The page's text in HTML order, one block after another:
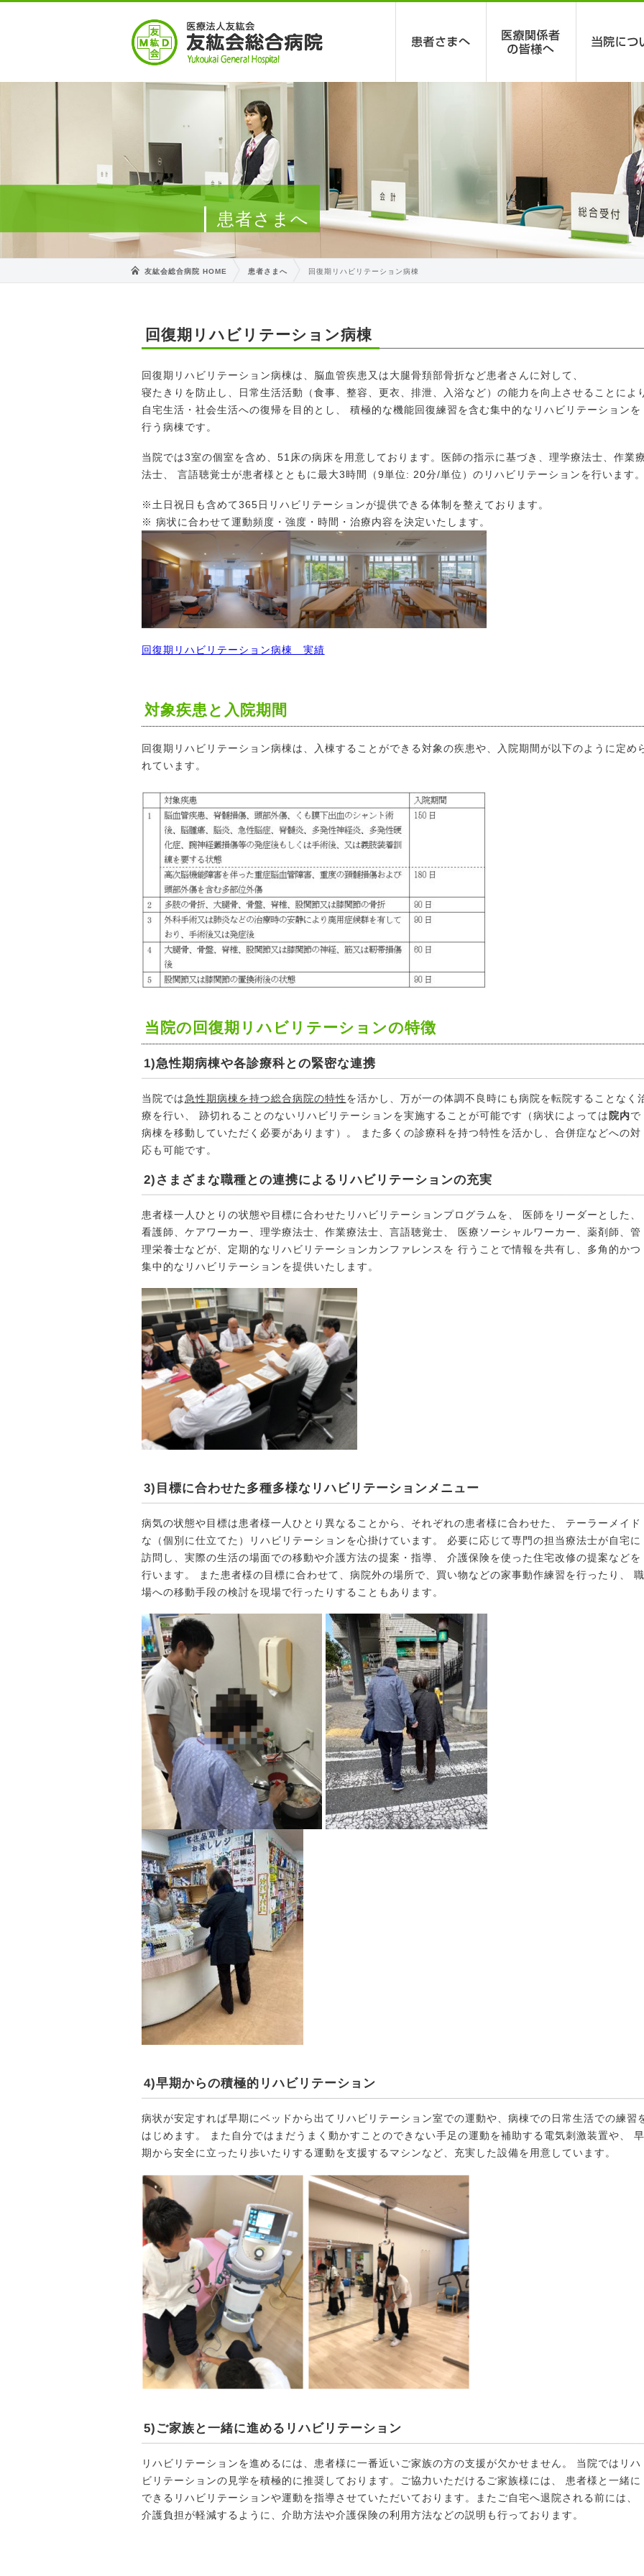
患者さまへ
友紘会総合病院 HOME 患者さまへ 回復期リハビリテーション病棟
回復期リハビリテーション病棟
回復期リハビリテーション病棟は、脳血管疾患又は大腿骨頚部骨折など患者さんに対して、
寝たきりを防止し、日常生活活動（食事、整容、更衣、排泄、入浴など）の能力を向上させることによ
自宅生活・社会生活への復帰を目的とし、 積極的な機能回復練習を含む集中的なリハビリテーションを
行う病棟です。
当院では3室の個室を含め、51床の病床を用意しております。医師の指示に基づき、理学療法士、作業
法士、 言語聴覚士が患者様とともに最大3時間（9単位: 20分/単位）のリハビリテーションを行います
※土日祝日も含めて365日リハビリテーションが提供できる体制を整えております。
※ 病状に合わせて運動頻度・強度・時間・治療内容を決定いたします。
回復期リハビリテーション病棟 実績
対象疾患と入院期間
回復期リハビリテーション病棟は、入棟することができる対象の疾患や、入院期間が以下のように定め
れています。
当院の回復期リハビリテーションの特徴
1)急性期病棟や各診療科との緊密な連携
当院では急性期病棟を持つ総合病院の特性を活かし、万が一の体調不良時にも病院を転院することなく
療を行い、 跡切れることのないリハビリテーションを実施することが可能です（病状によっては 院内で
病棟を移動していただく必要があります）。 また多くの診療科を持つ特性を活かし、合併症などへの対
応も可能です。
2)さまざまな職種との連携によるリハビリテーションの充実
患者様一人ひとりの状態や目標に合わせたリハビリテーションプログラムを、 医師をリーダーとした、
看護師、ケアワーカー、理学療法士、作業療法士、言語聴覚士、 医療ソーシャルワーカー、薬剤師、管
理栄養士などが、定期的なリハビリテーションカンファレンスを 行うことで情報を共有し、多角的かつ
集中的なリハビリテーションを提供いたします。
3)目標に合わせた多種多様なリハビリテーションメニュー
病気の状態や目標は患者様一人ひとり異なることから、それぞれの患者様に合わせた、 テーラーメイド
な（個別に仕立てた）リハビリテーションを心掛けています。 必要に応じて専門の担当療法士が自宅に
訪問し、実際の生活の場面での移動や介護方法の提案・指導、 介護保険を使った住宅改修の提案などを
行います。 また患者様の目標に合わせて、病院外の場所で、買い物などの家事動作練習を行ったり、 職
場への移動手段の検討を現場で行ったりすることもあります。
4)早期からの積極的リハビリテーション
病状が安定すれば早期にベッドから出てリハビリテーション室での運動や、病棟での日常生活での練習
はじめます。 また自分ではまだうまく動かすことのできない手足の運動を補助する電気刺激装置や、 早
期から安全に立ったり歩いたりする運動を支援するマシンなど、充実した設備を用意しています。
5)ご家族と一緒に進めるリハビリテーション
リハビリテーションを進めるには、患者様に一番近いご家族の方の支援が欠かせません。 当院ではリハ
ビリテーションの見学を積極的に推奨しております。ご協力いただけるご家族様には、 患者様と一緒に
できるリハビリテーションや運動を指導させていただいております。またご自宅へ退院される前には、
介護負担が軽減するように、介助方法や介護保険の利用方法などの説明も行っております。